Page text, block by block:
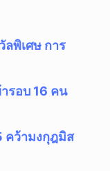
ลพิเศษ การ
รอบ 16 คน
คว้ามงกุฎมิส